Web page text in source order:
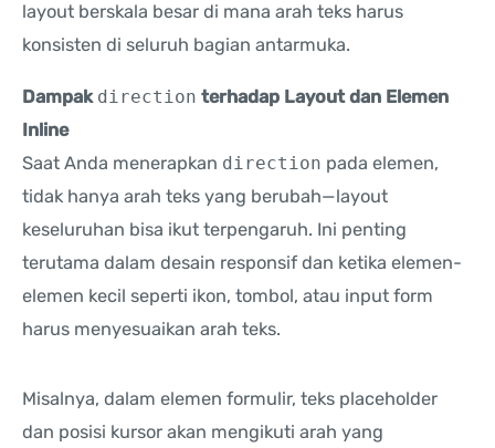
layout berskala besar di mana arah teks harus
konsisten di seluruh bagian antarmuka.
Dampak direction terhadap Layout dan Elemen
Inline
Saat Anda menerapkan direction pada elemen,
tidak hanya arah teks yang berubah—layout
keseluruhan bisa ikut terpengaruh. Ini penting
terutama dalam desain responsif dan ketika elemen-
elemen kecil seperti ikon, tombol, atau input form
harus menyesuaikan arah teks.
Misalnya, dalam elemen formulir, teks placeholder
dan posisi kursor akan mengikuti arah yang